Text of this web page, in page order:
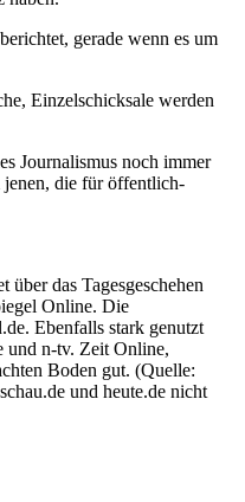
gerade wenn es um
Einzelschicksale werden
Journalismus noch immer
jenen, die für öffentlich-
das Tagesgeschehen
Online. Die
Ebenfalls stark genutzt
und n-tv. Zeit Online,
Boden gut. (Quelle:
und heute.de nicht